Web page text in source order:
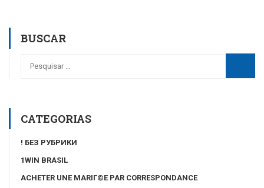
BUSCAR
CATEGORIAS
! БЕЗ РУБРИКИ
1WIN BRASIL
ACHETER UNE MARIГ©E PAR CORRESPONDANCE